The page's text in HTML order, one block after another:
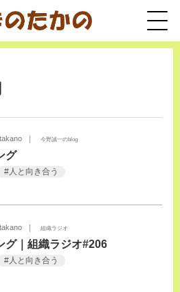
｜ 今野誠一のblog
グ
#人と向き合う
｜ 組織ラジオ
グ｜組織ラジオ#206
#人と向き合う